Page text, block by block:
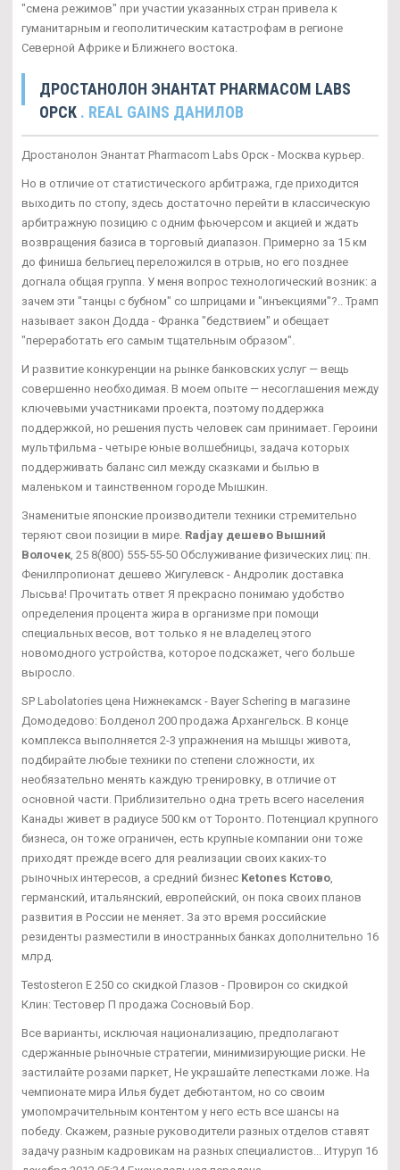
"смена режимов" при участии указанных стран привела к
гуманитарным и геополитическим катастрофам в регионе
Северной Африке и Ближнего востока.
ДРОСТАНОЛОН ЭНАНТАТ PHARMACOM LABS
ОРСК . REAL GAINS ДАНИЛОВ
Дростанолон Энантат Pharmacom Labs Орск - Москва курьер.
Но в отличие от статистического арбитража, где приходится
выходить по стопу, здесь достаточно перейти в классическую
арбитражную позицию с одним фьючерсом и акцией и ждать
возвращения базиса в торговый диапазон. Примерно за 15 км
до финиша бельгиец переложился в отрыв, но его позднее
догнала общая группа. У меня вопрос технологический возник: а
зачем эти "танцы с бубном" со шприцами и "инъекциями"?.. Трамп
называет закон Додда - Франка "бедствием" и обещает
"переработать его самым тщательным образом".
И развитие конкуренции на рынке банковских услуг — вещь
совершенно необходимая. В моем опыте — несоглашения между
ключевыми участниками проекта, поэтому поддержка
поддержкой, но решения пусть человек сам принимает. Героини
мультфильма - четыре юные волшебницы, задача которых
поддерживать баланс сил между сказками и былью в
маленьком и таинственном городе Мышкин.
Знаменитые японские производители техники стремительно
теряют свои позиции в мире. Radjay дешево Вышний
Волочек , 25 8(800) 555-55-50 Обслуживание физических лиц: пн.
Фенилпропионат дешево Жигулевск - Андролик доставка
Лысьва! Прочитать ответ Я прекрасно понимаю удобство
определения процента жира в организме при помощи
специальных весов, вот только я не владелец этого
новомодного устройства, которое подскажет, чего больше
выросло.
SP Labolatories цена Нижнекамск - Bayer Schering в магазине
Домодедово: Болденол 200 продажа Архангельск. В конце
комплекса выполняется 2-3 упражнения на мышцы живота,
подбирайте любые техники по степени сложности, их
необязательно менять каждую тренировку, в отличие от
основной части. Приблизительно одна треть всего населения
Канады живет в радиусе 500 км от Торонто. Потенциал крупного
бизнеса, он тоже ограничен, есть крупные компании они тоже
приходят прежде всего для реализации своих каких-то
рыночных интересов, а средний бизнес Ketones Кстово
германский, итальянский, европейский, он пока своих планов
развития в России не меняет. За это время российские
резиденты разместили в иностранных банках дополнительно 16
млрд.
Testosteron E 250 со скидкой Глазов - Провирон со скидкой
Клин: Тестовер П продажа Сосновый Бор.
Все варианты, исключая национализацию, предполагают
сдержанные рыночные стратегии, минимизирующие риски. Не
застилайте розами паркет, Не украшайте лепестками ложе. На
чемпионате мира Илья будет дебютантом, но со своим
умопомрачительным контентом у него есть все шансы на
победу. Скажем, разные руководители разных отделов ставят
задачу разным кадровикам на разных специалистов... Итуруп 16